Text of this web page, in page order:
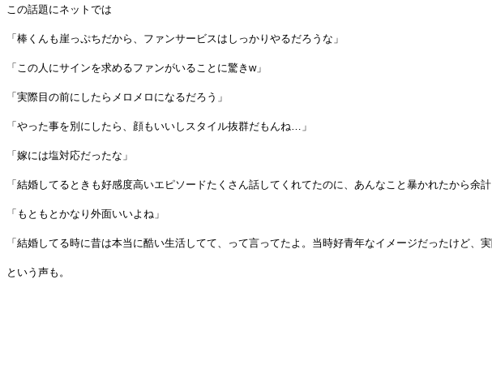
この話題にネットでは
「棒くんも崖っぷちだから、ファンサービスはしっかりやるだろうな」
「この人にサインを求めるファンがいることに驚きw」
「実際目の前にしたらメロメロになるだろう」
「やった事を別にしたら、顔もいいしスタイル抜群だもんね…」
「嫁には塩対応だったな」
「結婚してるときも好感度高いエピソードたくさん話してくれてたのに、あんなこと暴かれたから余計
「もともとかなり外面いいよね」
「結婚してる時に昔は本当に酷い生活してて、って言ってたよ。当時好青年なイメージだったけど、
という声も。